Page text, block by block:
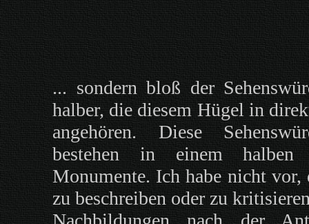
... sondern bloß der
halber, die diesem Hügel in
angehören. Diese
bestehen in einem halben
Monumente. Ich habe nicht vor,
zu beschreiben oder zu